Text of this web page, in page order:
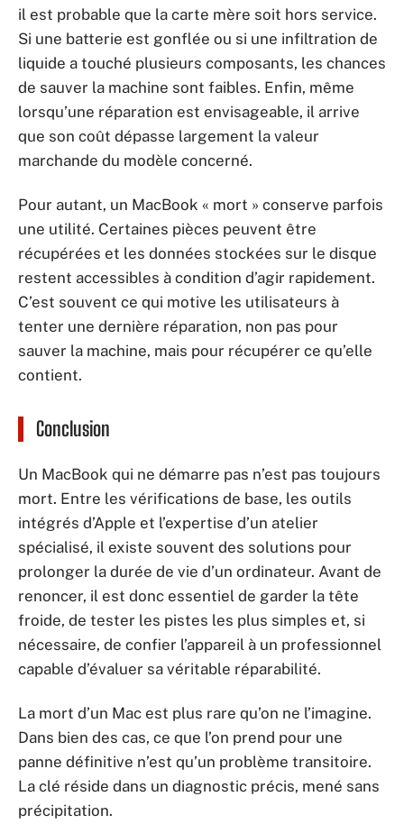
il est probable que la carte mère soit hors service.
Si une batterie est gonflée ou si une infiltration de
liquide a touché plusieurs composants, les chances
de sauver la machine sont faibles. Enfin, même
lorsqu’une réparation est envisageable, il arrive
que son coût dépasse largement la valeur
marchande du modèle concerné.
Pour autant, un MacBook « mort » conserve parfois
une utilité. Certaines pièces peuvent être
récupérées et les données stockées sur le disque
restent accessibles à condition d’agir rapidement.
C’est souvent ce qui motive les utilisateurs à
tenter une dernière réparation, non pas pour
sauver la machine, mais pour récupérer ce qu’elle
contient.
Conclusion
Un MacBook qui ne démarre pas n’est pas toujours
mort. Entre les vérifications de base, les outils
intégrés d’Apple et l’expertise d’un atelier
spécialisé, il existe souvent des solutions pour
prolonger la durée de vie d’un ordinateur. Avant de
renoncer, il est donc essentiel de garder la tête
froide, de tester les pistes les plus simples et, si
nécessaire, de confier l’appareil à un professionnel
capable d’évaluer sa véritable réparabilité.
La mort d’un Mac est plus rare qu’on ne l’imagine.
Dans bien des cas, ce que l’on prend pour une
panne définitive n’est qu’un problème transitoire.
La clé réside dans un diagnostic précis, mené sans
précipitation.